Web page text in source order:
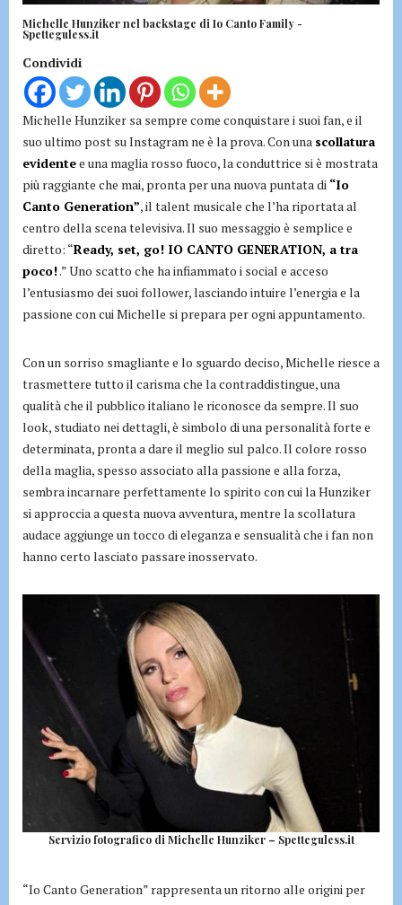
Michelle Hunziker nel backstage di Io Canto Family -
Spetteguless.it
Condividi
Michelle Hunziker sa sempre come conquistare i suoi fan, e il
suo ultimo post su Instagram ne è la prova. Con una scollatura
evidentee una maglia rosso fuoco, la conduttrice si è mostrata
più raggiante che mai, pronta per una nuova puntata di “Io
Canto Generation”, il talent musicale che l’ha riportata al
centro della scena televisiva. Il suo messaggio è semplice e
diretto: “Ready, set, go! IO CANTO GENERATION, a tra
poco!.” Uno scatto che ha infiammato i social e acceso
l’entusiasmo dei suoi follower, lasciando intuire l’energia e la
passione con cui Michelle si prepara per ogni appuntamento.
Con un sorriso smagliante e lo sguardo deciso, Michelle riesce a
trasmettere tutto il carisma che la contraddistingue, una
qualità che il pubblico italiano le riconosce da sempre. Il suo
look, studiato nei dettagli, è simbolo di una personalità forte e
determinata, pronta a dare il meglio sul palco. Il colore rosso
della maglia, spesso associato alla passione e alla forza,
sembra incarnare perfettamente lo spirito con cui la Hunziker
si approccia a questa nuova avventura, mentre la scollatura
audace aggiunge un tocco di eleganza e sensualità che i fan non
hanno certo lasciato passare inosservato.
Servizio fotografico di Michelle Hunziker – Spetteguless.it
“Io Canto Generation” rappresenta un ritorno alle origini per